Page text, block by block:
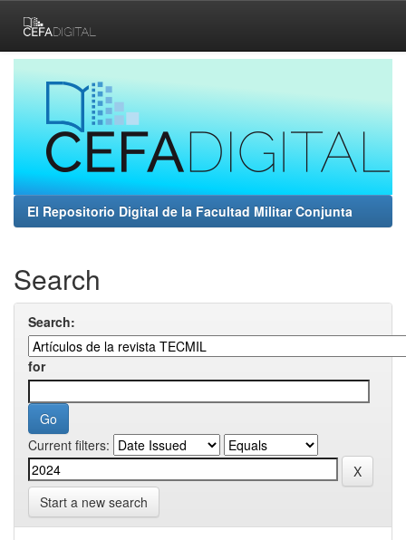
navigation
El Repositorio Digital de la Facultad Militar Conjunta
Search
Search:
for
Current filters:
Start a new search